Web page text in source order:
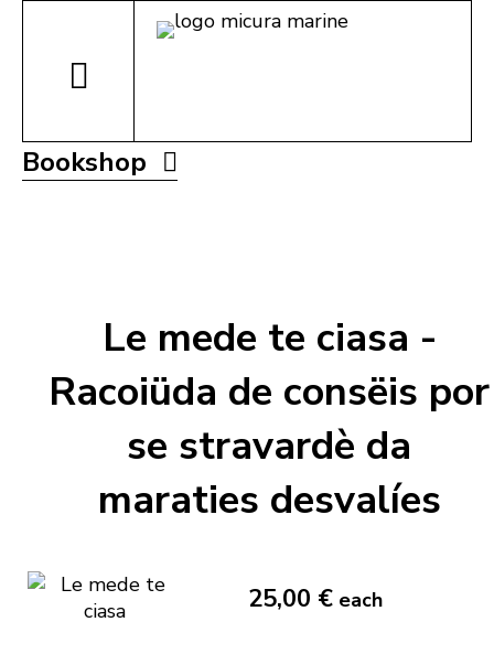
Bookshop
Le mede te ciasa -
Racoiüda de consëis por
se stravardè da
maraties desvalíes
25,00 € each